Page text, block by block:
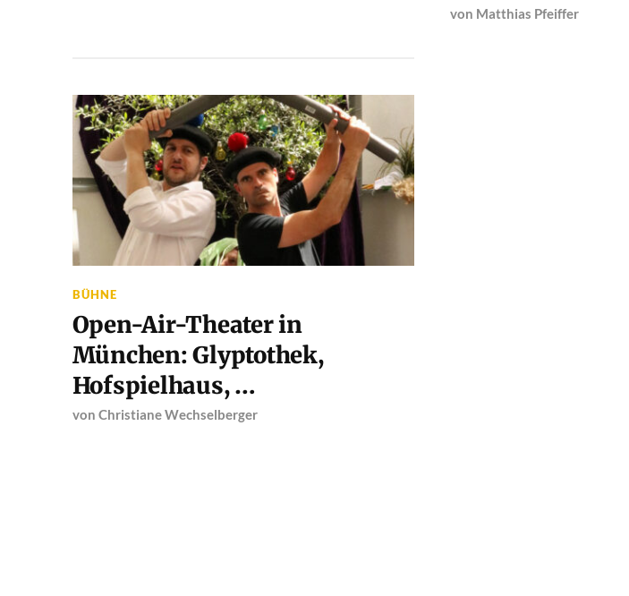
von Matthias Pfeiffer
BÜHNE
Open-Air-Theater in
München: Glyptothek,
Hofspielhaus, …
von Christiane Wechselberger